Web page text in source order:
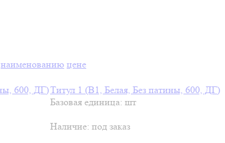
наименованию цене
Титул 1 (В1, Белая, Без патины, 600, ДГ)
Базовая единица: шт
Наличие: под заказ